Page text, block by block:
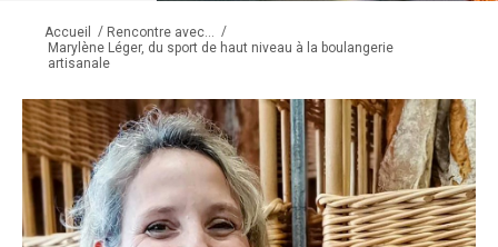
Accueil / Rencontre avec... /
Marylène Léger, du sport de haut niveau à la boulangerie
artisanale